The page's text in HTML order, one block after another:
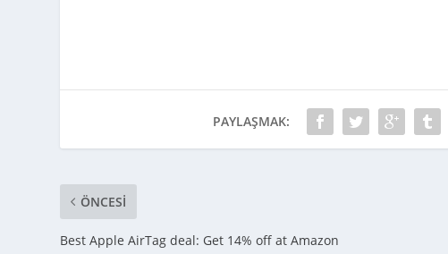
PAYLAŞMAK:
ÖNCESI
Best Apple AirTag deal: Get 14% off at Amazon